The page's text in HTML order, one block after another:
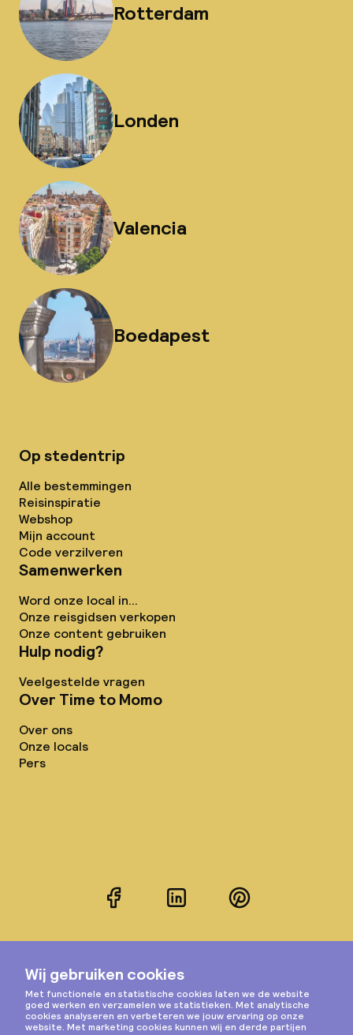
Rotterdam
Londen
Valencia
Boedapest
Op stedentrip
Alle bestemmingen
Reisinspiratie
Webshop
Mijn account
Code verzilveren
Samenwerken
Word onze local in...
Onze reisgidsen verkopen
Onze content gebruiken
Hulp nodig?
Veelgestelde vragen
Over Time to Momo
Over ons
Onze locals
Pers
FacebookLinkedInPinterest
Instagram